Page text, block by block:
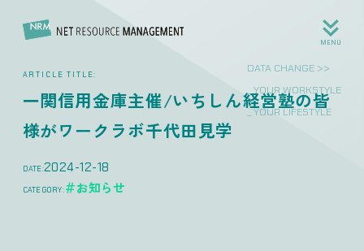
MENU
ARTICLE TITLE:
一関信用金庫主催/いちしん経営塾の皆
様がワークラボ千代田見学
DATE:2024-12-18
CATEGORY:＃お知らせ
DATA CHANGE >>
_ YOUR WORKSTYLE
_ YOUR LIFESTYLE